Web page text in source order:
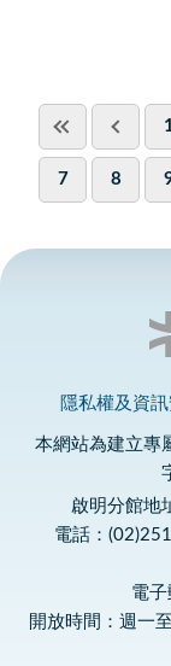
7 8
隱私權及資
本網站為建立專
啟明分館地
電話：
電子
開放時間：週一